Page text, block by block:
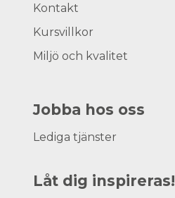
Kontakt
Kursvillkor
Miljö och kvalitet
Jobba hos oss
Lediga tjänster
Låt dig inspireras!